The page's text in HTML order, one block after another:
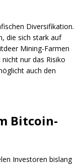
Diversifikation.
die sich stark auf
Mining-Farmen
nur das Risiko
auch den
Bitcoin-
Investoren bislang